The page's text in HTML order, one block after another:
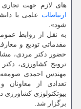
های لازم جهت تجاری
ارتباطات علمی با
شود».
به نقل از روابط
مقدماتی تودیع و
حضور دکتر مردی،
ترویج کشاورزی،
مهندس احمدی
تعدادی از معاونان
بیوتکنولوژی
برگزار شد.